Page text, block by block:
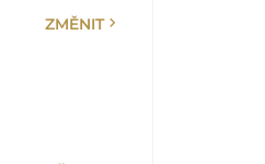
ZMĚNITchevron_right